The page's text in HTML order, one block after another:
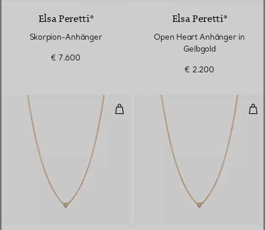
Elsa Peretti®
Skorpion-Anhänger
€ 7.600
Elsa Peretti®
Open Heart Anhänger in
Gelbgold
€ 2.200
Diamonds by the Yard®
2 Materialien